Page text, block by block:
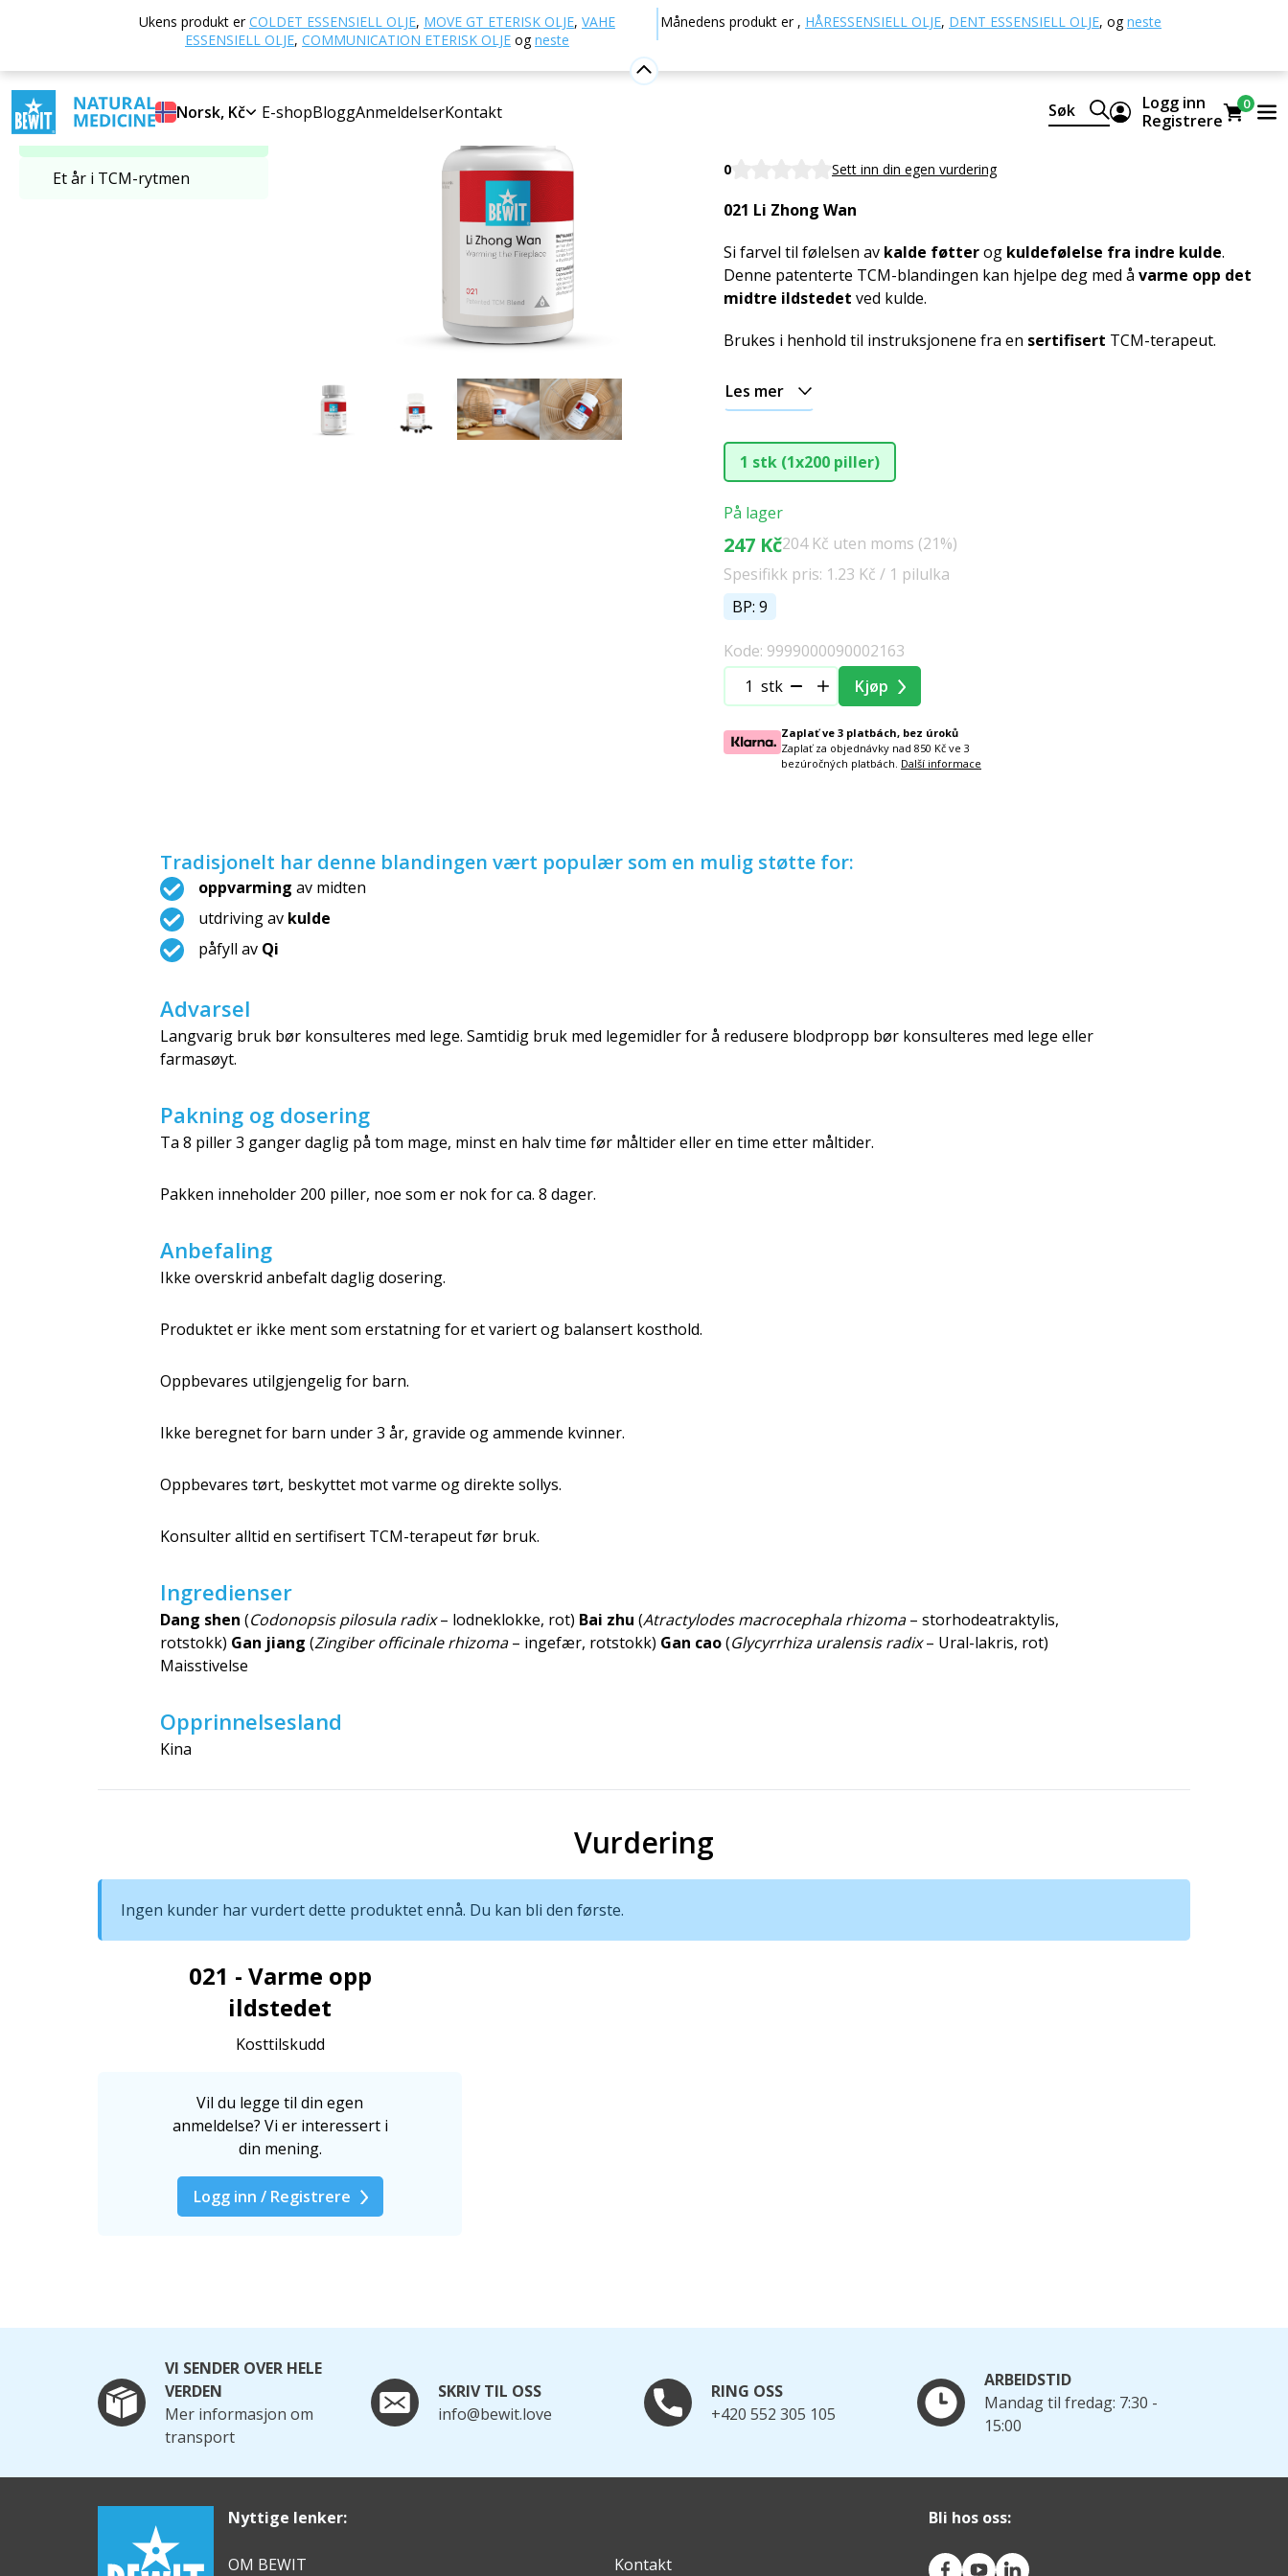
Ukens produkt erCOLDET ESSENSIELL OLJE, MOVE GT ETERISK OLJE, VAHE
ESSENSIELL OLJE, COMMUNICATION ETERISK OLJE ogneste
Månedens produkt er , HÅRESSENSIELL OLJE, DENT ESSENSIELL OLJE, ogneste
Norsk, Kč E-shopBloggAnmeldelserKontakt Søk
Logg inn
Registrere
0
TCM - Tradisjonell
kinesisk medisin
Et år i TCM-rytmen
Hjem E-butikk TCM - Tradisjonell kinesisk medisin 021 - Varme opp ildstedet
NYHET SUPER PRIS 021 - Varme opp ildstedet
0 Sett inn din egen vurdering
021 Li Zhong Wan
Si farvel til følelsen av kalde føtterog kuldefølelse fra indre kulde.
Denne patenterte TCM-blandingen kan hjelpe deg med å varme opp det
midtre ildstedet ved kulde.
Brukes i henhold til instruksjonene fra en sertifisert TCM-terapeut.
Les mer
1 stk (1x200 piller)
På lager
247 Kč204 Kč uten moms (21%)
Spesifikk pris: 1.23 Kč / 1 pilulka
BP: 9
Kode: 9999000090002163
stk
Kjøp
Zaplať ve 3 platbách, bez úroků
Zaplať za objednávky nad 850 Kč ve 3
bezúročných platbách. Další informace
Tradisjonelt har denne blandingen vært populær som en mulig støtte for:
oppvarming av midten
utdriving av kulde
påfyll av Qi
Advarsel
Langvarig bruk bør konsulteres med lege. Samtidig bruk med legemidler for å redusere blodpropp bør konsulteres med lege eller
farmasøyt.
Pakning og dosering
Ta 8 piller 3 ganger daglig på tom mage, minst en halv time før måltider eller en time etter måltider.
Pakken inneholder 200 piller, noe som er nok for ca. 8 dager.
Anbefaling
Ikke overskrid anbefalt daglig dosering.
Produktet er ikke ment som erstatning for et variert og balansert kosthold.
Oppbevares utilgjengelig for barn.
Ikke beregnet for barn under 3 år, gravide og ammende kvinner.
Oppbevares tørt, beskyttet mot varme og direkte sollys.
Konsulter alltid en sertifisert TCM-terapeut før bruk.
Ingredienser
Dang shen (Codonopsis pilosula radix– lodneklokke, rot) Bai zhu (Atractylodes macrocephala rhizoma– storhodeatraktylis,
rotstokk) Gan jiang (Zingiber officinale rhizoma– ingefær, rotstokk) Gan cao(Glycyrrhiza uralensis radix– Ural-lakris, rot)
Maisstivelse
Opprinnelsesland
Kina
Vurdering
Ingen kunder har vurdert dette produktet ennå. Du kan bli den første.
021 - Varme opp
ildstedet
Kosttilskudd
Vil du legge til din egen
anmeldelse? Vi er interessert i
din mening.
Logg inn / Registrere
VI SENDER OVER HELE
VERDEN
Mer informasjon om
transport
SKRIV TIL OSS
info@bewit.love
RING OSS
+420 552 305 105
ARBEIDSTID
Mandag til fredag: 7:30 -
15:00
Nyttige lenker:
OM BEWIT Kontakt
Bli hos oss: